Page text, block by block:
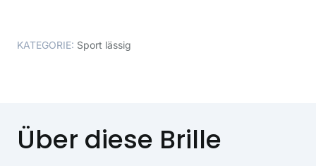
KATEGORIE: Sport lässig
Über diese Brille